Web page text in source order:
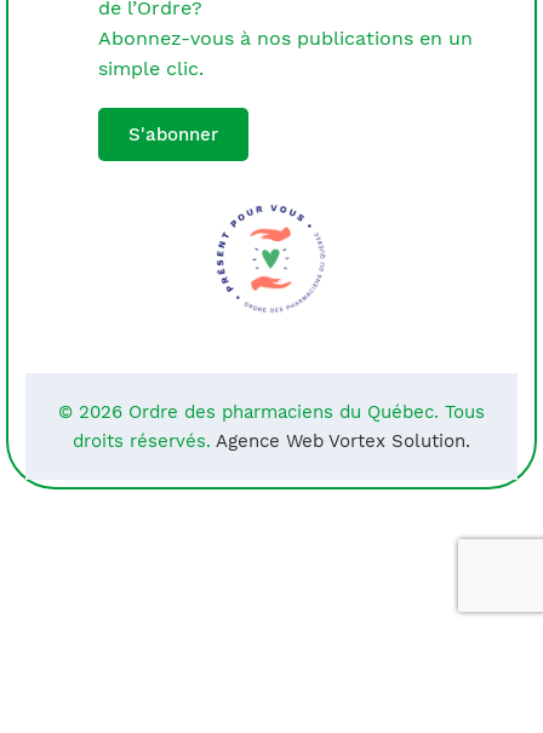
de l’Ordre?
Abonnez-vous à nos publications en un
simple clic.
S'abonner
© 2026 Ordre des pharmaciens du Québec. Tous
droits réservés. Agence Web Vortex Solution.